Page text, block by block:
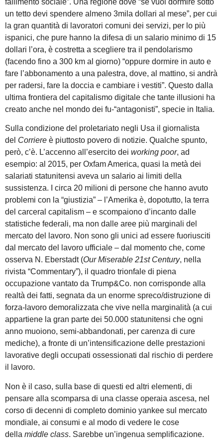
un tetto devi spendere almeno 3mila dollari al mese”, per cui
la gran quantità di lavoratori comuni dei servizi, per lo più
ispanici, che pure hanno la difesa di un salario minimo di 15
dollari l’ora, è costretta a scegliere tra il pendolarismo
(facendo fino a 300 km al giorno) “oppure dormire in auto e
fare l’abbonamento a una palestra, dove, al mattino, si andrà
per radersi, fare la doccia e cambiare i vestiti”. Questo dalla
ultima frontiera del capitalismo digitale che tante illusioni ha
creato anche nel mondo dei fu-“antagonisti”, specie in Italia.
Sulla condizione del proletariato negli Usa il giornalista
del Corriere è piuttosto povero di notizie. Qualche spunto,
però, c’è. L’accenno all’esercito dei working poor, ad
esempio: al 2015, per Oxfam America, quasi la metà dei
salariati statunitensi aveva un salario ai limiti della
sussistenza. I circa 20 milioni di persone che hanno avuto
problemi con la “giustizia” – l’Amerika è, dopotutto, la terra
del carceral capitalism – e scompaiono d’incanto dalle
statistiche federali, ma non dalle aree più marginali del
mercato del lavoro. Non sono gli unici ad essere fuoriusciti
dal mercato del lavoro ufficiale – dal momento che, come
osserva N. Eberstadt (Our Miserable 21st Century, nella
rivista “Commentary”), il quadro trionfale di piena
occupazione vantato da Trump&Co. non corrisponde alla
realtà dei fatti, segnata da un enorme spreco/distruzione di
forza-lavoro demoralizzata che vive nella marginalità (a cui
appartiene la gran parte dei 50.000 statunitensi che ogni
anno muoiono, semi-abbandonati, per carenza di cure
mediche), a fronte di un’intensificazione delle prestazioni
lavorative degli occupati ossessionati dal rischio di perdere
il lavoro.
Non è il caso, sulla base di questi ed altri elementi, di
pensare alla scomparsa di una classe operaia ascesa, nel
corso di decenni di completo dominio yankee sul mercato
mondiale, ai consumi e al modo di vedere le cose
della middle class. Sarebbe un’ingenua semplificazione.